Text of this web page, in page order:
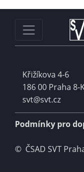
Křižíkova 4-6
186 00 Praha 8-
svt@svt.cz
Podmínky pro
© ČSAD SVT